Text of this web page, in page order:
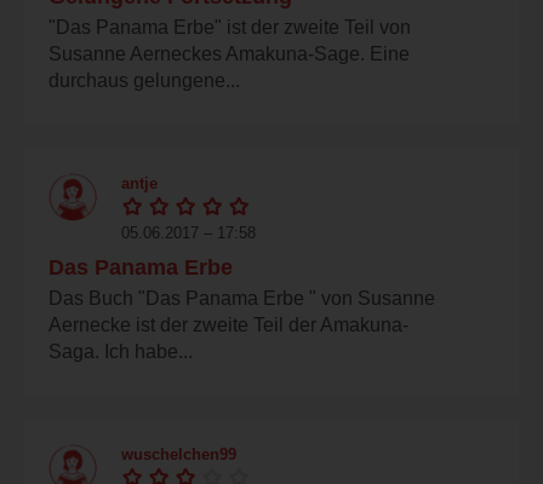
"Das Panama Erbe" ist der zweite Teil von
Susanne Aerneckes Amakuna-Sage. Eine
durchaus gelungene...
antje
05.06.2017 – 17:58
Das Panama Erbe
Das Buch "Das Panama Erbe " von Susanne
Aernecke ist der zweite Teil der Amakuna-
Saga. Ich habe...
wuschelchen99